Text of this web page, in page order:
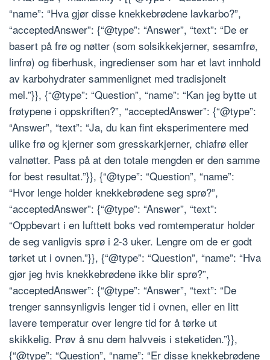
“name”: “Hva gjør disse knekkebrødene lavkarbo?”,
“acceptedAnswer”: {“@type”: “Answer”, “text”: “De er
basert på frø og nøtter (som solsikkekjerner, sesamfrø,
linfrø) og fiberhusk, ingredienser som har et lavt innhold
av karbohydrater sammenlignet med tradisjonelt
mel.”}}, {“@type”: “Question”, “name”: “Kan jeg bytte ut
frøtypene i oppskriften?”, “acceptedAnswer”: {“@type”:
“Answer”, “text”: “Ja, du kan fint eksperimentere med
ulike frø og kjerner som gresskarkjerner, chiafrø eller
valnøtter. Pass på at den totale mengden er den samme
for best resultat.”}}, {“@type”: “Question”, “name”:
“Hvor lenge holder knekkebrødene seg sprø?”,
“acceptedAnswer”: {“@type”: “Answer”, “text”:
“Oppbevart i en lufttett boks ved romtemperatur holder
de seg vanligvis sprø i 2-3 uker. Lengre om de er godt
tørket ut i ovnen.”}}, {“@type”: “Question”, “name”: “Hva
gjør jeg hvis knekkebrødene ikke blir sprø?”,
“acceptedAnswer”: {“@type”: “Answer”, “text”: “De
trenger sannsynligvis lenger tid i ovnen, eller en litt
lavere temperatur over lengre tid for å tørke ut
skikkelig. Prøv å snu dem halvveis i steketiden.”}},
{“@type”: “Question”, “name”: “Er disse knekkebrødene